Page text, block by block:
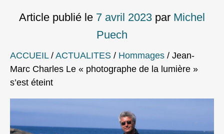
Article publié le 7 avril 2023 par Michel
Puech
ACCUEIL/ ACTUALITES / Hommages / Jean-
Marc Charles Le « photographe de la lumière »
s’est éteint